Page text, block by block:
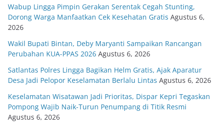
Wabup Lingga Pimpin Gerakan Serentak Cegah Stunting,
Dorong Warga Manfaatkan Cek Kesehatan Gratis Agustus 6,
2026
Wakil Bupati Bintan, Deby Maryanti Sampaikan Rancangan
Perubahan KUA-PPAS 2026 Agustus 6, 2026
Satlantas Polres Lingga Bagikan Helm Gratis, Ajak Aparatur
Desa Jadi Pelopor Keselamatan Berlalu Lintas Agustus 6, 2026
Keselamatan Wisatawan Jadi Prioritas, Dispar Kepri Tegaskan
Pompong Wajib Naik-Turun Penumpang di Titik Resmi
Agustus 6, 2026